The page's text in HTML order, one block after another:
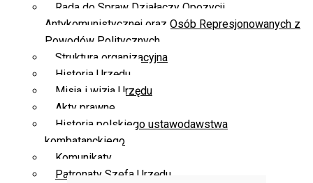
Rada do Spraw Działaczy Opozycji
Antykomunistycznej oraz Osób Represjonowanych z
Powodów Politycznych
Struktura organizacyjna
Historia Urzędu
Misja i wizja Urzędu
Akty prawne
Historia polskiego ustawodawstwa
kombatanckiego
Komunikaty
Patronaty Szefa Urzędu